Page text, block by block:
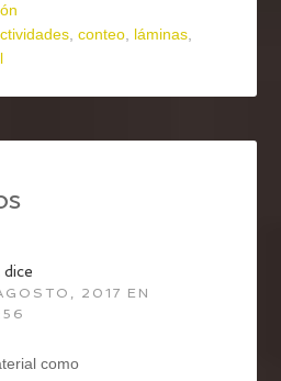
,conteo láminas
dice
2017 EN
como